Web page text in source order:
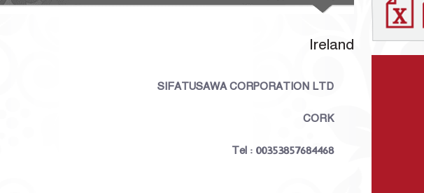
Ireland
SIFATUSAWA CORPORATION LTD
CORK
Tel : 00353857684468